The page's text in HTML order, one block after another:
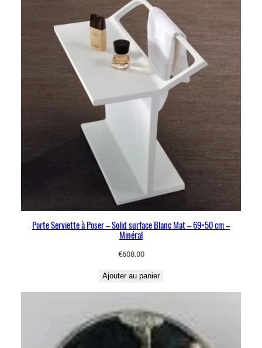
Porte Serviette à Poser – Solid surface Blanc Mat – 69×50 cm –
Minéral
€608.00
Ajouter au panier